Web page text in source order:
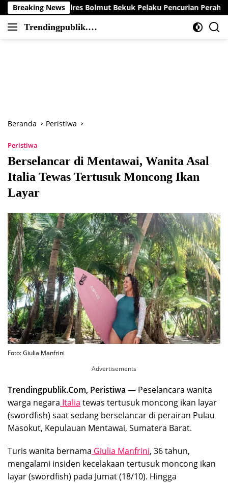
Langsung
ke
konten
Breaking News
Bolmut Bekuk Pelaku Pencurian Perahu di Daerah Buol
Trendingpublik.co
Berita
Beranda Peristiwa
Peristiwa
Berselancar di Mentawai, Wanita Asal
Italia Tewas Tertusuk Moncong Ikan
Layar
Foto: Giulia Manfrini
Advertisements
Trendingpublik.Com, Peristiwa — Peselancara wanita
warga negara Italia tewas tertusuk moncong ikan layar
(swordfish) saat sedang berselancar di perairan Pulau
Masokut, Kepulauan Mentawai, Sumatera Barat.
Turis wanita bernama Giulia Manfrini, 36 tahun,
mengalami insiden kecelakaan tertusuk moncong ikan
layar (swordfish) pada Jumat (18/10). Hingga